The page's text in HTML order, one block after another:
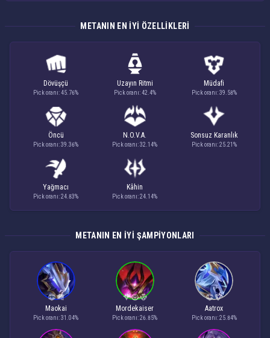
METANIN EN IYI ÖZELLIKLERI
Dövüşçü
Pick oranı: 45.76%
Uzayın Ritmi
Pick oranı: 42.4%
Müdafi
Pick oranı: 39.58%
Öncü
Pick oranı: 39.36%
N.O.V.A.
Pick oranı: 32.14%
Sonsuz Karanlık
Pick oranı: 25.21%
Yağmacı
Pick oranı: 24.83%
Kâhin
Pick oranı: 24.14%
METANIN EN IYI ŞAMPIYONLARI
Maokai
Pick oranı: 31.04%
Mordekaiser
Pick oranı: 26.85%
Aatrox
Pick oranı: 25.84%